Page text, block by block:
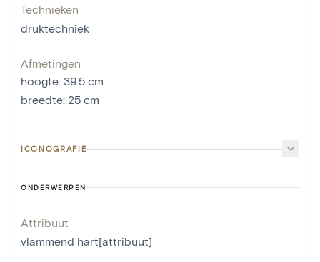
Technieken
druktechniek
Afmetingen
hoogte: 39.5 cm
breedte: 25 cm
ICONOGRAFIE
ONDERWERPEN
Attribuut
vlammend hart[attribuut]